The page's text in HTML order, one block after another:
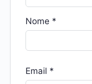
Nome *
Email *